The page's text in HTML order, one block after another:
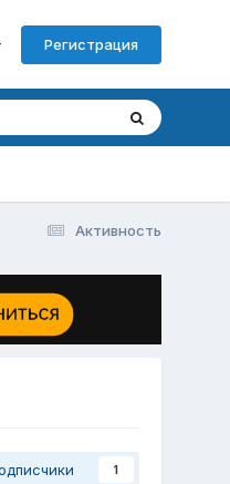
Регистрация
Активность
1